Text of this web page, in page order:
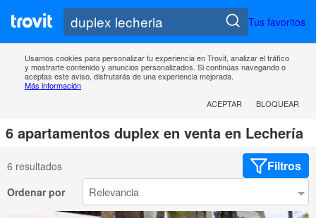
Tus favoritos
Usamos cookies para personalizar tu experiencia en Trovit, analizar el tráfico
y mostrarte contenido y anuncios personalizados. Si continúas navegando o
aceptas este aviso, disfrutarás de una experiencia mejorada.
Más información
ACEPTAR
BLOQUEAR
6 apartamentos duplex en venta en Lechería
6 resultados Filtros
Ordenar por